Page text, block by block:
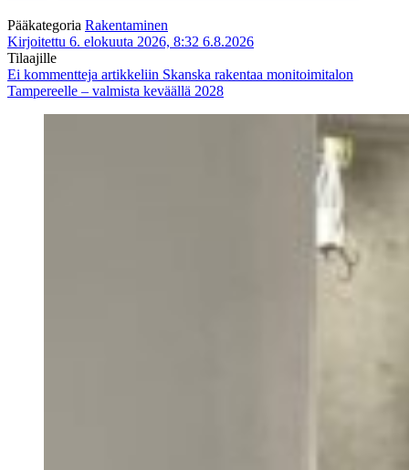
Pääkategoria Rakentaminen
Kirjoitettu 6. elokuuta 2026, 8:32 6.8.2026
Tilaajille
Ei kommentteja artikkeliin Skanska rakentaa monitoimitalon
Tampereelle – valmista keväällä 2028